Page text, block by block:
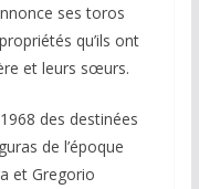
ses toros
qu’ils ont
et leurs sœurs.
des destinées
de l’époque
et Gregorio